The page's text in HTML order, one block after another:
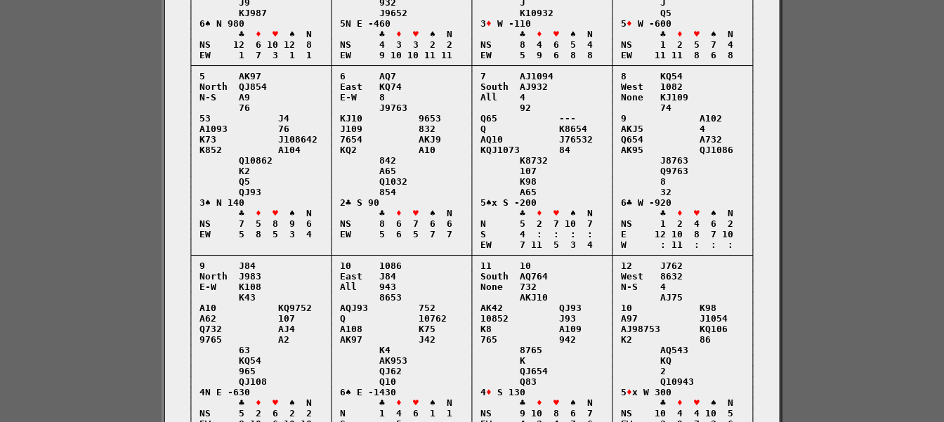
    │        J9              │        932             │        J               │        J               │
    │        KJ987           │        J9652           │        K10932          │        Q5              │
    │ 6♠ N 980               │ 5N E -460              │ 3
♦ W -110              │ 5♦ W -600              │
    │        ♣
♦  ♥
  ♠  N   │        ♣
♦  ♥
  ♠  N   │        ♣
♦  ♥
  ♠  N   │        ♣
♦  ♥
  ♠  N   │
    │ NS    12  6 10 12  8   │ NS     4  3  3  2  2   │ NS     8  4  6  5  4   │ NS     1  2  5  7  4   │
    │ EW     1  7  3  1  1   │ EW     9 10 10 11 11   │ EW     5  9  6  8  8   │ EW    11 11  8  6  8   │
    ├────────────────────────┼────────────────────────┼────────────────────────┼────────────────────────┤
    │ 5      AK97            │ 6      AQ7             │ 7      AJ1094          │ 8      KQ54            │
    │ North  QJ854           │ East   KQ74            │ South  AJ932           │ West   1082            │
    │ N-S    A9              │ E-W    8               │ All    4               │ None   KJ109           │
    │        76              │        J9763           │        92              │        74              │
    │ 53            J4       │ KJ10          9653     │ Q65           ---      │ 9             A102     │
    │ A1093         76       │ J109          832      │ Q             K8654    │ AKJ5          4        │
    │ K73           J108642  │ 7654          AKJ9     │ AQ10          J76532   │ Q654          A732     │
    │ K852          A104     │ KQ2           A10      │ KQJ1073       84       │ AK95          QJ1086   │
    │        Q10862          │        842             │        K8732           │        J8763           │
    │        K2              │        A65             │        107             │        Q9763           │
    │        Q5              │        Q1032           │        K98             │        8               │
    │        QJ93            │        854             │        A65             │        32              │
    │ 3♠ N 140               │ 2♣ S 90                │ 5♠x S -200             │ 6♣ W -920              │
    │        ♣
♦  ♥
  ♠  N   │        ♣
♦  ♥
  ♠  N   │        ♣
♦  ♥
  ♠  N   │        ♣
♦  ♥
  ♠  N   │
    │ NS     7  5  8  9  6   │ NS     8  6  7  6  6   │ N      5  2  7 10  7   │ NS     1  2  4  6  2   │
    │ EW     5  8  5  3  4   │ EW     5  6  5  7  7   │ S      4  :  :  :  :   │ E     12 10  8  7 10   │
    │                        │                        │ EW     7 11  5  3  4   │ W      : 11  :  :  :   │
    ├────────────────────────┼────────────────────────┼────────────────────────┼────────────────────────┤
    │ 9      J84             │ 10     1086            │ 11     10              │ 12     J762            │
    │ North  J983            │ East   J84             │ South  AQ764           │ West   8632            │
    │ E-W    K108            │ All    943             │ None   732             │ N-S    4               │
    │        K43             │        8653            │        AKJ10           │        AJ75            │
    │ A10           KQ9752   │ AQJ93         752      │ AK42          QJ93     │ 10            K98      │
    │ A62           107      │ Q             10762    │ 10852         J93      │ A97           J1054    │
    │ Q732          AJ4      │ A108          K75      │ K8            A109     │ AJ98753       KQ106    │
    │ 9765          A2       │ AK97          J42      │ 765           942      │ K2            86       │
    │        63              │        K4              │        8765            │        AQ543           │
    │        KQ54            │        AK953           │        K               │        KQ              │
    │        965             │        QJ62            │        QJ654           │        2               │
    │        QJ108           │        Q10             │        Q83             │        Q10943          │
    │ 4N E -630              │ 6♠ E -1430             │ 4
♦ S 130               │ 5♦x W 300              │
    │        ♣
♦  ♥
  ♠  N   │        ♣
♦  ♥
  ♠  N   │        ♣
♦  ♥
  ♠  N   │        ♣
♦  ♥
  ♠  N   │
    │ NS     5  2  6  2  2   │ N      1  4  6  1  1   │ NS     9 10  8  6  7   │ NS    10  4  4 10  5   │